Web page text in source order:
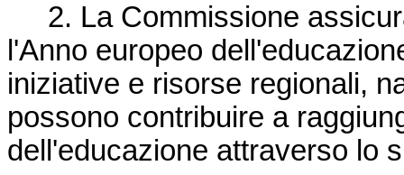
2. La Commissione
l'Anno europeo
iniziative e risorse regionali,
possono contribuire a
dell'educazione attraverso lo